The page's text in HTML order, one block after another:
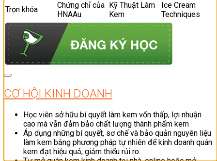
Trọn khóa
Chứng chỉ của
HNAAu
Kỹ Thuật Làm
Kem
Ice Cream
Techniques
CƠ HỘI KINH DOANH
Học viên sở hữu bí quyết làm kem vốn thấp, lợi nhuận
cao mà vẫn đảm bảo chất lượng thành phẩm kem
Áp dụng những bí quyết, sơ chế và bảo quản nguyên liệu
làm kem bằng phương pháp tự nhiên để kinh doanh quán
kem đạt hiệu quả, giảm thiểu rủi ro.